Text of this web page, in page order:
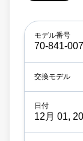
70-841-007
12月 01,